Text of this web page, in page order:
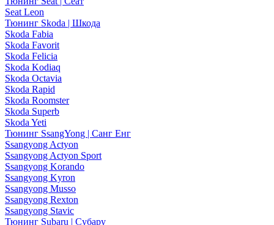
Seat Leon
Тюнинг Skoda | Шкода
Skoda Fabia
Skoda Favorit
Skoda Felicia
Skoda Kodiaq
Skoda Octavia
Skoda Rapid
Skoda Roomster
Skoda Superb
Skoda Yeti
Тюнинг SsangYong | Санг Енг
Ssangyong Actyon
Ssangyong Actyon Sport
Ssangyong Korando
Ssangyong Kyron
Ssangyong Musso
Ssangyong Rexton
Ssangyong Stavic
Тюнинг Subaru | Субару